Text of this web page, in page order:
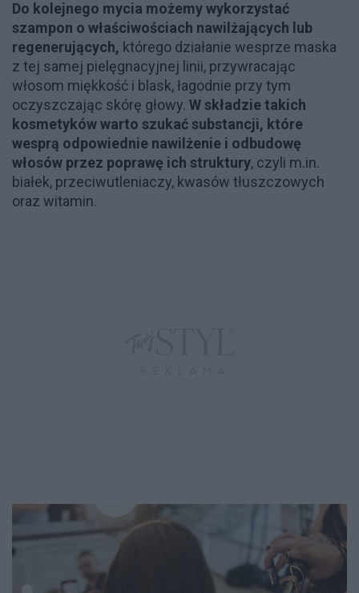
Do kolejnego mycia możemy wykorzystać
szampon o właściwościach nawilżających lub
regenerujących, którego działanie wesprze maska
z tej samej pielęgnacyjnej linii, przywracając
włosom miękkość i blask, łagodnie przy tym
oczyszczając skórę głowy. W składzie takich
kosmetyków warto szukać substancji, które
wesprą odpowiednie nawilżenie i odbudowę
włosów przez poprawę ich struktury, czyli m.in.
białek, przeciwutleniaczy, kwasów tłuszczowych
oraz witamin.